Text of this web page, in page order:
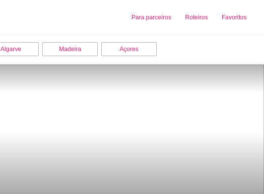
Para parceiros Roteiros Favoritos
Sobre nós Adicionar uma Empresa
Algarve Madeira Açores